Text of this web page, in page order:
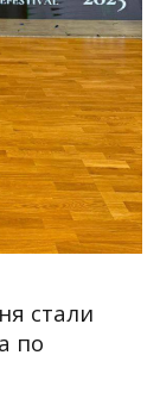
стали
по